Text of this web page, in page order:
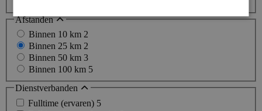
Afstanden
Binnen 10 km 2
Binnen 25 km 2
Binnen 50 km 3
Binnen 100 km 5
Dienstverbanden
Fulltime (ervaren) 5